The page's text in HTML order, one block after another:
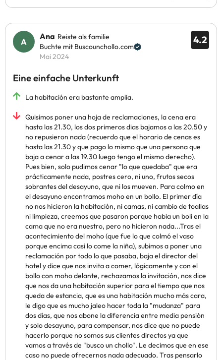
4.2
Ana Reiste als familie
Buchte mit Buscounchollo.com
Mai 2024
Eine einfache Unterkunft
La habitación era bastante amplia.
Quisimos poner una hoja de reclamaciones, la cena era
hasta las 21.30, los dos primeros dias bajamos a las 20.50 y
no repusieron nada (recuerdo que el horario de cenas es
hasta las 21.30 y que pago lo mismo que una persona que
baja a cenar a las 19.30 luego tengo el mismo derecho).
Pues bien, solo pudimos cenar "lo que quedaba" que era
prácticamente nada, postres cero, ni uno, frutos secos
sobrantes del desayuno, que ni los mueven. Para colmo en
el desayuno encontramos moho en un bollo. El primer día
no nos hicieron la habitación, ni camas, ni cambio de toallas
ni limpieza, creemos que pasaron porque habia un boli en la
cama que no era nuestro, pero no hicieron nada...Tras el
acontecimiento del moho (que fue lo que colmó el vaso
porque encima casi lo come la niña), subimos a poner una
reclamación por todo lo que pasaba, baja el director del
hotel y dice que nos invita a comer, lógicamente y con el
bollo con moho delante, rechazamos la invitación, nos dice
que nos da una habitación superior para el tiempo que nos
queda de estancia, que es una habitación mucho más cara,
le digo que es mucho jaleo hacer toda la "mudanza" para
dos días, que nos abone la diferencia entre media pensión
y solo desayuno, para compensar, nos dice que no puede
hacerlo porque no somos sus clientes directos ya que
vamos a través de "busco un chollo". Le decimos que en ese
caso no puede ofrecernos nada adecuado. Tras pensarlo